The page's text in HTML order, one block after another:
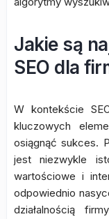
Jakie są
SEO dla
W kontekście
kluczowych
osiągnąć sukces.
jest niezwykle
wartościowe i
odpowiednio
działalnością